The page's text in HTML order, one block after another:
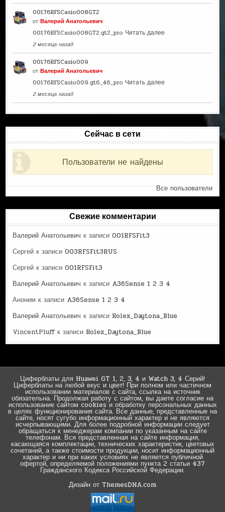
00176RFSCasio008GT2
отВалерий Анатольевич
00176RFSCasio008GT2.gt2_pro Читать далее
2 месяца назад
00176RFSCasio009
отВалерий Анатольевич
00176RFSCasio009.gt6_46_pro Читать далее
2 месяца назад
Сейчас в сети
Пользователи не найдены
Все пользователи
Свежие комментарии
Валерий Анатольевич к записи001RFSFit3
Сергей к записи003RFSFit3RUS
Сергей к записи001RFSFit3
Валерий Анатольевич к записи A36Sense 1 2 3 4
Аноним к записи A36Sense 1 2 3 4
Валерий Анатольевич к записи Rolex_Daytona_Blue
VincentPluffк записи Rolex_Daytona_Blue
Циферблаты для Huawei GT 1, 2, 3, 4 и Watch 3, 4 Серий!
Циферблаты на любой вкус и цвет! При полном или частичном
использовании материалов с сайта, ссылка на источник
обязательна. Продолжая работу с сайтом, вы даете согласие на
использование сайтом cookies и обработку персональных данных
в целях функционирования сайта. Все данные, представленные на
сайте, носят сугубо информационный характер и не являются
исчерпывающими. Для более подробной информации следует
обращаться к менеджерам компании по указанным на сайте
телефонам. Вся представленная на сайте информация,
касающаяся комплектации, технических характеристик, цветовых
сочетаний, а также стоимости продукции, носит информационный
характер и ни при каких условиях не является публичной
офертой, определяемой положениями пункта 2 статьи 437
Гражданского Кодекса Российской Федерации.
Дизайн от ThemesDNA.com